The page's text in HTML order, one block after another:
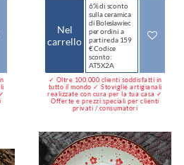
Nel
carrello
6% di sconto
sulla ceramica
di Bolesławiec
per ordini a
partire da 159
€ Codice
sconto:
AT5X2A
✓ Oltre 100.000 clienti soddisfatti in
tutto il mondo ✓ Stoviglie artigianali
realizzate con cura per la tua casa ✓
Offerte e prezzi speciali per clienti
privati / consumatori